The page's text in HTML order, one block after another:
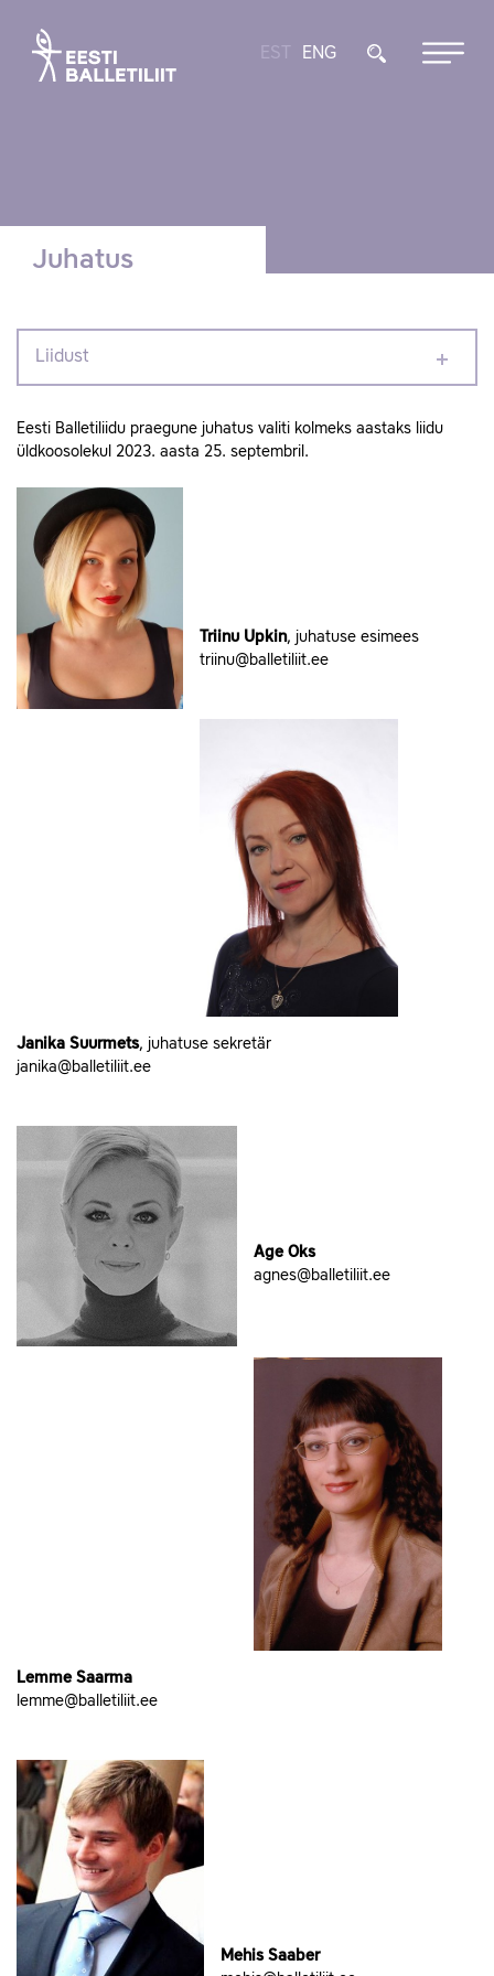
EST ENG
Juhatus
Liidust
Eesti Balletiliidu praegune juhatus valiti kolmeks aastaks liidu
üldkoosolekul 2023. aasta 25. septembril.
Triinu Upkin, juhatuse esimees
triinu@balletiliit.ee
Janika Suurmets, juhatuse sekretär
janika@balletiliit.ee
Age Oks
agnes@balletiliit.ee
Lemme Saarma
lemme@balletiliit.ee
Mehis Saaber